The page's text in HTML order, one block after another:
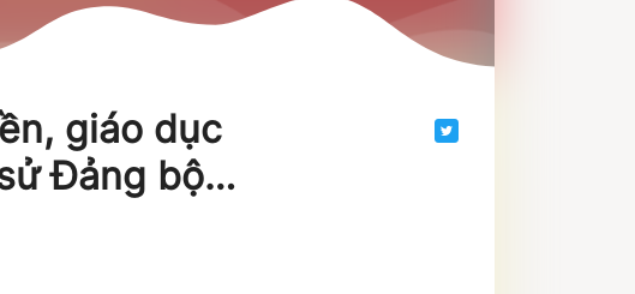
giáo dục
Đảng bộ
(1950-